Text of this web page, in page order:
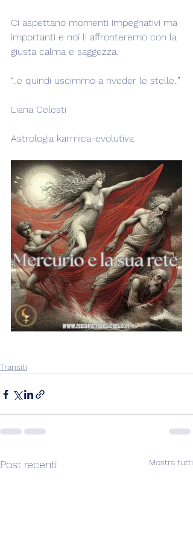
Ci aspettano momenti impegnativi ma
importanti e noi li affronteremo con la
giusta calma e saggezza.
“..e quindi uscimmo a riveder le stelle..”
Liana Celesti
Astrologia karmica-evolutiva
Transiti
Post recenti Mostra tutti